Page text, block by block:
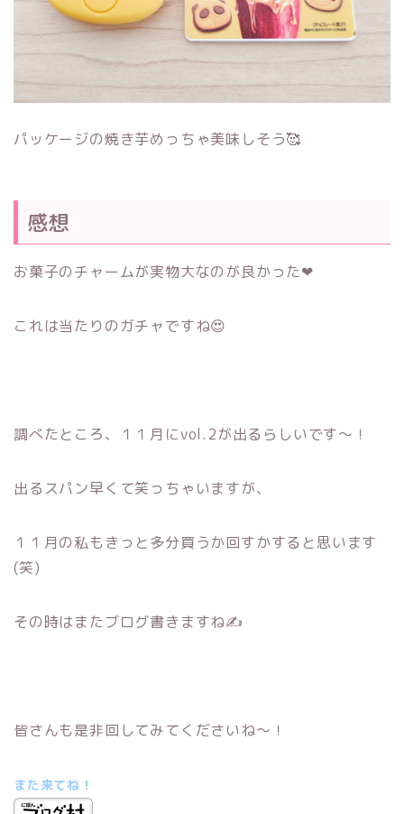
パッケージの焼き芋めっちゃ美味しそう🥰
感想
お菓子のチャームが実物大なのが良かった❤
これは当たりのガチャですね😍
調べたところ、１１月にvol.2が出るらしいです～！
出るスパン早くて笑っちゃいますが、
１１月の私もきっと多分買うか回すかすると思います
(笑)
その時はまたブログ書きますね✍
皆さんも是非回してみてくださいね～！
また来てね！